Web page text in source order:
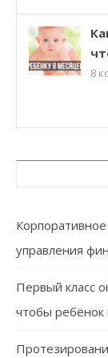
8
управления
Первый класс
чтобы ребёнок